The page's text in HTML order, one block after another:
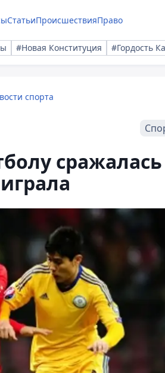
СтатьиПроисшествияПраво
#Новая Конституция #Гордость
спорта
сражалась